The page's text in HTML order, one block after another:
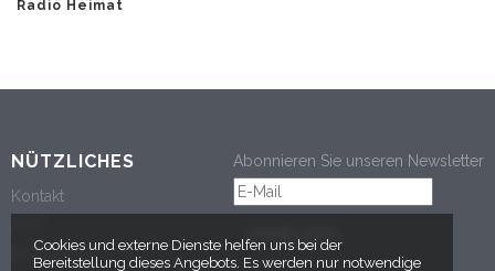
Radio Heimat
NÜTZLICHES
Kontakt
Datenschutz
Abonnieren Sie unseren Newsletter
Cookies und externe Dienste helfen uns bei der
Bereitstellung dieses Angebots. Es werden nur notwendige